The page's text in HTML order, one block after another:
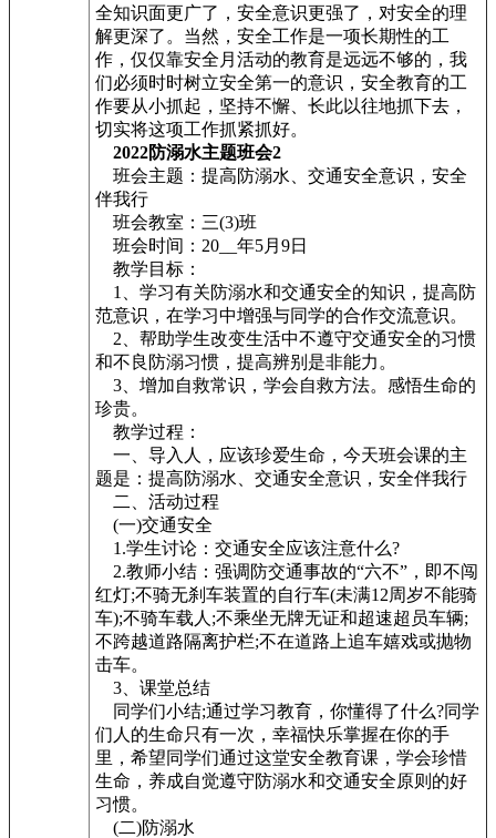
全知识面更广了，安全意识更强了，对安全的理
解更深了。当然，安全工作是一项长期性的工
作，仅仅靠安全月活动的教育是远远不够的，我
们必须时时树立安全第一的意识，安全教育的工
作要从小抓起，坚持不懈、长此以往地抓下去，
切实将这项工作抓紧抓好。
2022防溺水主题班会2
班会主题：提高防溺水、交通安全意识，安全
伴我行
班会教室：三(3)班
班会时间：20__年5月9日
教学目标：
1、学习有关防溺水和交通安全的知识，提高防
范意识，在学习中增强与同学的合作交流意识。
2、帮助学生改变生活中不遵守交通安全的习惯
和不良防溺习惯，提高辨别是非能力。
3、增加自救常识，学会自救方法。感悟生命的
珍贵。
教学过程：
一、导入人，应该珍爱生命，今天班会课的主
题是：提高防溺水、交通安全意识，安全伴我行
二、活动过程
(一)交通安全
1.学生讨论：交通安全应该注意什么?
2.教师小结：强调防交通事故的“六不”，即不闯
红灯;不骑无刹车装置的自行车(未满12周岁不能骑
车);不骑车载人;不乘坐无牌无证和超速超员车辆;
不跨越道路隔离护栏;不在道路上追车嬉戏或抛物
击车。
3、课堂总结
同学们小结;通过学习教育，你懂得了什么?同学
们人的生命只有一次，幸福快乐掌握在你的手
里，希望同学们通过这堂安全教育课，学会珍惜
生命，养成自觉遵守防溺水和交通安全原则的好
习惯。
(二)防溺水